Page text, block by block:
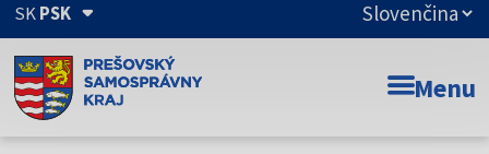
SKPSK
Doména psk.sk je oficiálna
Toto je oficiálna webová stránka Prešovského
Menu